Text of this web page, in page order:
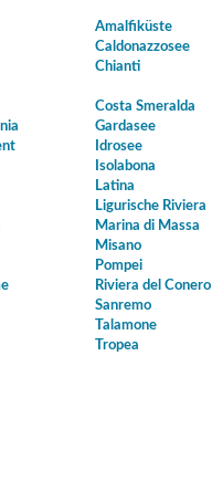
Amalfiküste
Caldonazzosee
Chianti
Costa Smeralda
Gardasee
Idrosee
Isolabona
Latina
Ligurische Riviera
Marina di Massa
Misano
Pompei
Riviera del Conero
Sanremo
Talamone
Tropea